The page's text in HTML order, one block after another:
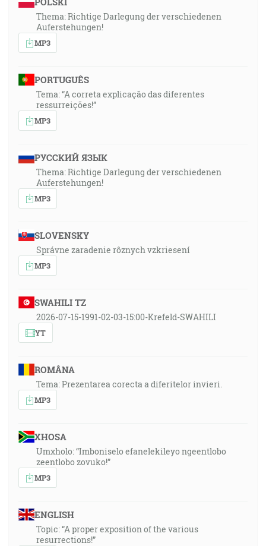
Thema: Richtige Darlegung der verschiedenen
Auferstehungen!
MP3
PORTUGUÊS
Tema: “A correta explicação das diferentes
ressurreições!”
MP3
РУССКИЙ ЯЗЫК
Thema: Richtige Darlegung der verschiedenen
Auferstehungen!
MP3
SLOVENSKY
Správne zaradenie rôznych vzkriesení
MP3
SWAHILI TZ
2026-07-15-1991-02-03-15:00-Krefeld-SWAHILI
YT
ROMÂNA
Tema: Prezentarea corecta a diferitelor invieri.
MP3
XHOSA
Umxholo: “Imboniselo efanelekileyo ngeentlobo
zeentlobo zovuko!”
MP3
ENGLISH
Topic: “A proper exposition of the various
resurrections!”